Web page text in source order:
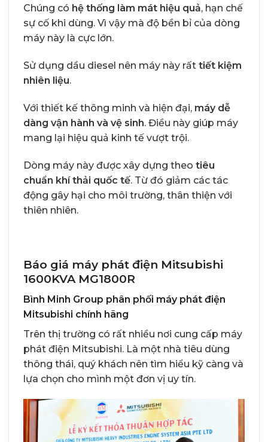
Chúng có hệ thống làm mát hiệu quả, hạn chế
sự cố khi dùng. Vì vậy mà độ bền bỉ của dòng
máy này là cực lớn.
Sử dụng dầu diesel nên máy này rất tiết kiệm
nhiên liệu.
Với thiết kế thông minh và hiện đại, máy dễ
dàng vận hành và vệ sinh. Điều này giúp máy
mang lại hiệu quả kinh tế vượt trội.
Dòng máy này được xây dựng theo tiêu
chuẩn khí thải quốc tế. Từ đó giảm các tác
động gây hại cho môi trường, thân thiện với
thiên nhiên.
Báo giá máy phát điện Mitsubishi
1600KVA MG1800R
Bình Minh Group phân phối máy phát điện
Mitsubishi chính hãng
Trên thị trường có rất nhiều nơi cung cấp máy
phát điện Mitsubishi. Là một nhà tiêu dùng
thông thái, quý khách nên tìm hiểu kỹ càng và
lựa chọn cho mình một đơn vị uy tín.